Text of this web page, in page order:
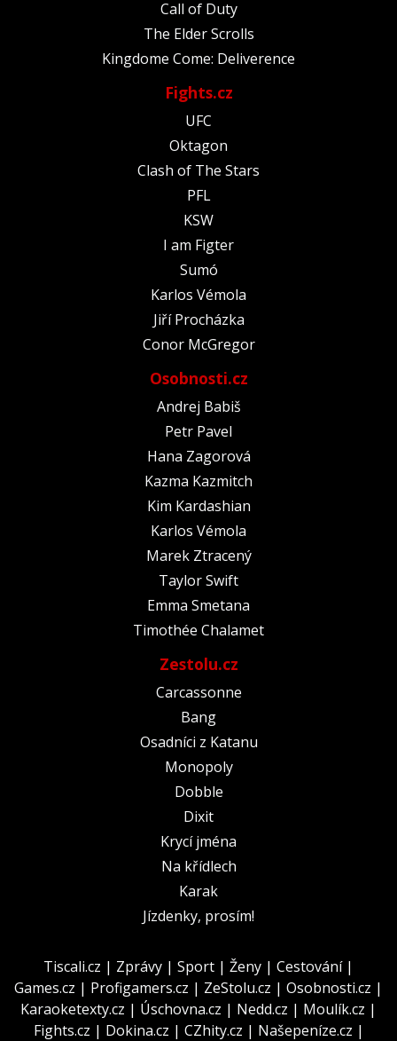
Call of Duty
The Elder Scrolls
Kingdome Come: Deliverence
Fights.cz
UFC
Oktagon
Clash of The Stars
PFL
KSW
I am Figter
Sumó
Karlos Vémola
Jiří Procházka
Conor McGregor
Osobnosti.cz
Andrej Babiš
Petr Pavel
Hana Zagorová
Kazma Kazmitch
Kim Kardashian
Karlos Vémola
Marek Ztracený
Taylor Swift
Emma Smetana
Timothée Chalamet
Zestolu.cz
Carcassonne
Bang
Osadníci z Katanu
Monopoly
Dobble
Dixit
Krycí jména
Na křídlech
Karak
Jízdenky, prosím!
Tiscali.cz | Zprávy | Sport | Ženy | Cestování|
Games.cz | Profigamers.cz | ZeStolu.cz | Osobnosti.cz |
Karaoketexty.cz | Úschovna.cz | Nedd.cz | Moulík.cz |
Fights.cz | Dokina.cz | CZhity.cz | Našepeníze.cz |